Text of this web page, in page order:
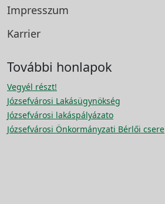
Impresszum
Karrier
További honlapok
Vegyél részt!
Józsefvárosi Lakásügynökség
Józsefvárosi lakáspályázato
Józsefvárosi Önkormányzati Bérlői csere